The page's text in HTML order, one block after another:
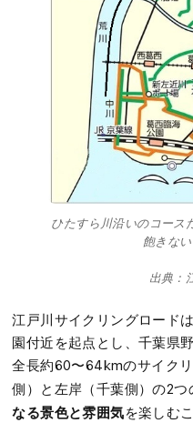
ひたすら川沿いのコース
飽きない
出典：
江戸川サイクリングロード
園付近を起点とし、千葉県
全長約60〜64kmのサイク
側）と左岸（千葉側）の2つ
なる景色と雰囲気を楽しむ